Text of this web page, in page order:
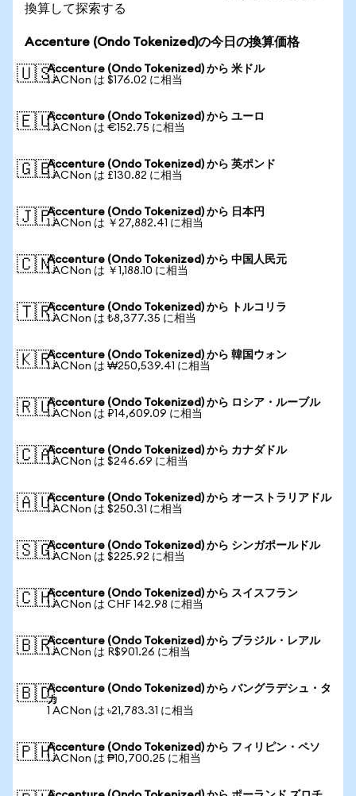
換算して探索する
Accenture (Ondo Tokenized)の今日の換算価格
🇺🇸Accenture (Ondo Tokenized) から 米ドル
1 ACNon は $176.02 に相当
🇪🇺Accenture (Ondo Tokenized) から ユーロ
1 ACNon は €152.75 に相当
🇬🇧Accenture (Ondo Tokenized) から 英ポンド
1 ACNon は £130.82 に相当
🇯🇵Accenture (Ondo Tokenized) から 日本円
1 ACNon は ￥27,882.41 に相当
🇨🇳Accenture (Ondo Tokenized) から 中国人民元
1 ACNon は ￥1,188.10 に相当
🇹🇷Accenture (Ondo Tokenized) から トルコリラ
1 ACNon は ₺8,377.35 に相当
🇰🇷Accenture (Ondo Tokenized) から 韓国ウォン
1 ACNon は ₩250,539.41 に相当
🇷🇺Accenture (Ondo Tokenized) から ロシア・ルーブル
1 ACNon は ₽14,609.09 に相当
🇨🇦Accenture (Ondo Tokenized) から カナダドル
1 ACNon は $246.69 に相当
🇦🇺Accenture (Ondo Tokenized) から オーストラリアドル
1 ACNon は $250.31 に相当
🇸🇬Accenture (Ondo Tokenized) から シンガポールドル
1 ACNon は $225.92 に相当
🇨🇭Accenture (Ondo Tokenized) から スイスフラン
1 ACNon は CHF 142.98 に相当
🇧🇷Accenture (Ondo Tokenized) から ブラジル・レアル
1 ACNon は R$901.26 に相当
🇧🇩Accenture (Ondo Tokenized) から バングラデシュ・タ
カ
1 ACNon は ৳21,783.31 に相当
🇵🇭Accenture (Ondo Tokenized) から フィリピン・ペソ
1 ACNon は ₱10,700.25 に相当